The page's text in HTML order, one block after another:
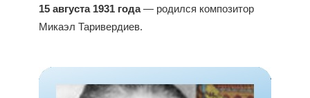
15 августа 1931 года— родился композитор
Микаэл Таривердиев.